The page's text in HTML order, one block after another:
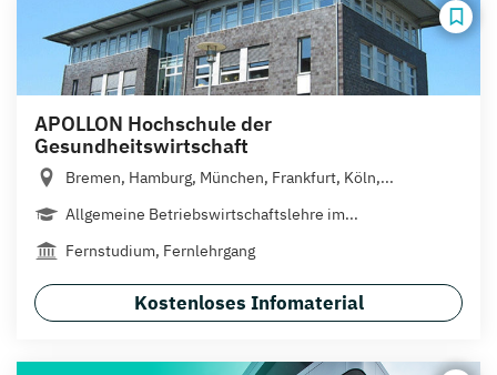
APOLLON Hochschule der
Gesundheitswirtschaft
Bremen, Hamburg, München, Frankfurt, Köln,...
Allgemeine Betriebswirtschaftslehre im...
Fernstudium, Fernlehrgang
Kostenloses Infomaterial